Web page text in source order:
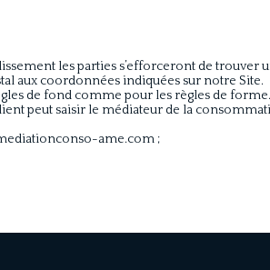
les parties s’efforceront de trouver
aux coordonnées indiquées sur notre Site.
de fond comme pour les règles de forme.
peut saisir le médiateur de la
ame.com ;